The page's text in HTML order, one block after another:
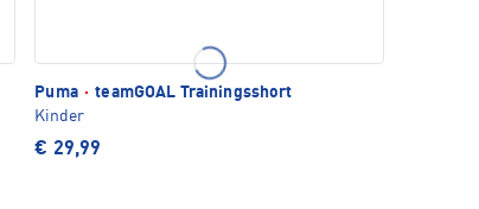
Puma · teamGOAL Trainingsshort
Kinder
€ 29,99